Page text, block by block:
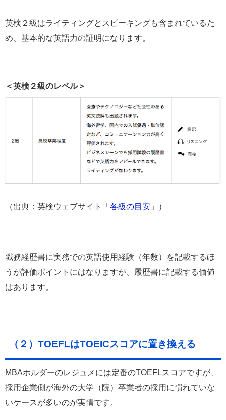
英検２級はライティングとスピーキングも含まれているた
め、基本的な英語力の証明になります。
＜英検２級のレベル＞
（出典：英検ウェブサイト「 各級の目安 」）
職務経歴書に実務での英語使用経験（年数）を記載するほ
うが評価ポイントにはなりますが、履歴書に記載する価値
はあります。
（２）TOEFLはTOEICスコアに置き換える
MBAホルダーのレジュメには定番のTOEFLスコアですが、
採用企業側が海外の大学（院）卒業者の採用に慣れていな
いケースが多いのが実情です。